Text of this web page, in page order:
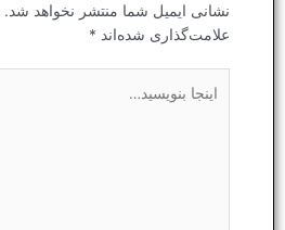
نشانی ایمیل شما منتشر نخواهد شد.
علامت‌گذاری شده‌اند *
بنویسید…